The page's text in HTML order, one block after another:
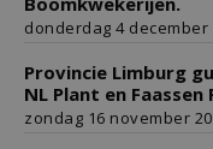
donderdag 4 december
Provincie Limburg
NL Plant en Faassen
zondag 16 november